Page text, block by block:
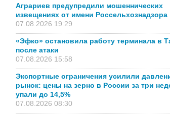
Аграриев предупредили мошеннических
извещениях от имени Россельхознадзора
07.08.2026 19:29
«Эфко» остановила работу терминала в
после атаки
07.08.2026 15:58
Экспортные ограничения усилили
рынок: цены на зерно в России за три
упали до 14,5%
07.08.2026 08:30